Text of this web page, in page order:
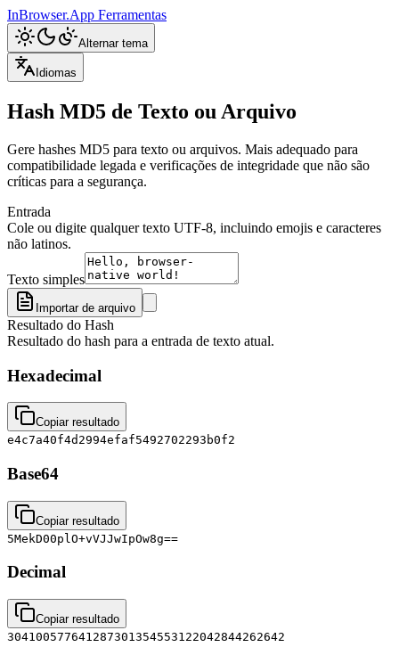
InBrowser.App Ferramentas
Alternar tema
Idiomas
Hash MD5 de Texto ou Arquivo
Gere hashes MD5 para texto ou arquivos. Mais adequado para
compatibilidade legada e verificações de integridade que não são
críticas para a segurança.
Entrada
Cole ou digite qualquer texto UTF-8, incluindo emojis e caracteres
não latinos.
Texto simples
Importar de arquivo
Resultado do Hash
Resultado do hash para a entrada de texto atual.
Hexadecimal
Copiar resultado
e4c7a40f4d2994efaf5492702293b0f2
Base64
Copiar resultado
5MekD00plO+vVJJwIpOw8g==
Decimal
Copiar resultado
304100577641287301354553122042844262642